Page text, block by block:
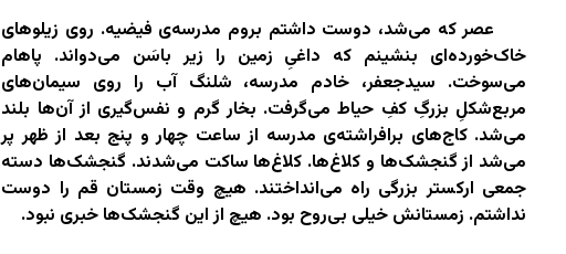
عصر که می‌شد، دوست داشتم بروم مدرسه‌ی فیضیه. روی زیلوهای
خاک‌خورده‌ای بنشینم که داغیِ زمین را زیر باسَن‌ می‌دواند. پاهام
می‌سوخت. سیدجعفر، خادم مدرسه، شلنگ آب را روی سیمان‌های
مربع‌شکلِ بزرگِ کفِ حیاط می‌گرفت. بخار گرم و نفس‌گیری از آن‌ها بلند
می‌شد. کاج‌های برافراشته‌ی مدرسه از ساعت چهار و پنج بعد از ظهر پر
می‌شد از گنجشک‌ها و کلاغ‌ها. کلاغ‌ها ساکت می‌شدند. گنجشک‌ها دسته
جمعی ارکستر بزرگی راه می‌انداختند. هیچ وقت زمستان قم را دوست
نداشتم. زمستانش خیلی بی‌روح بود. هیچ از این گنجشک‌ها خبری نبود.